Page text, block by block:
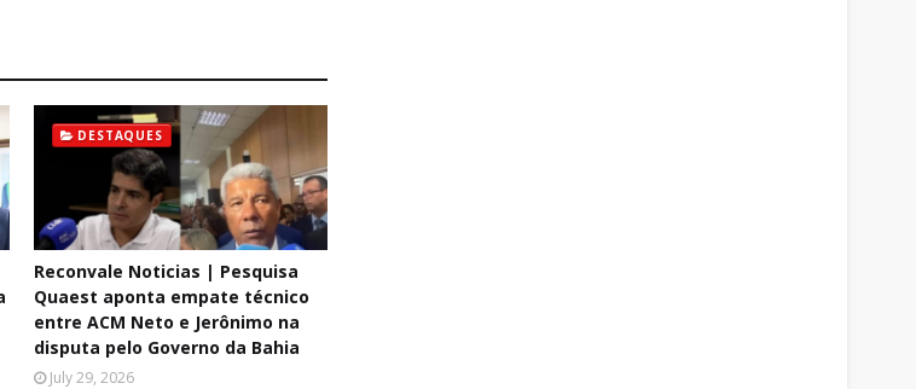
DESTAQUES
Reconvale Noticias | Pesquisa
Quaest aponta empate técnico
entre ACM Neto e Jerônimo na
disputa pelo Governo da Bahia
July 29, 2026